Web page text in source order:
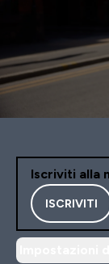
Iscriviti alla
ISCRIVITI